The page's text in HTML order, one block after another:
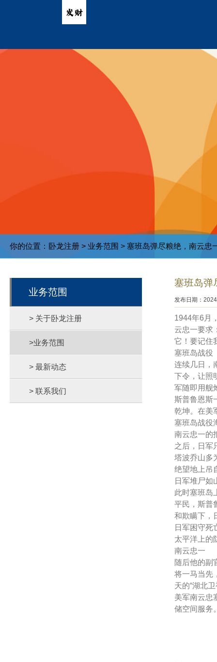
你的位置： 卧龙注册 > 业务范围 > 塞班岛弹尽粮绝，南云忠
业务范围
> 关于卧龙注册
>业务范围
> 最新动态
> 联系我们
塞班岛弹
发布日期：
1944年6月
云忠一要求
它！要记住
塞班岛战役
连续几日，
下令，让照
军随即用舰
斯普鲁恩斯
乾坤。在美
塞班岛战役
南云忠一的
之后，日军
塔波乔山多
绝望地上吊
日军堆尸如
此时塞班岛
平民，斯普
和欺瞒下，
日军困守死
太平洋上的
南云忠一
随后他的副
将一马当先
天的“湖北
美军南云忠
储空间服务